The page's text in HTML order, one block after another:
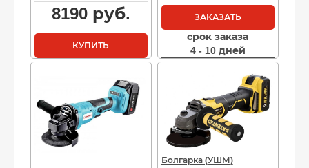
8190руб.
КУПИТЬ
ЗАКАЗАТЬ
срок заказа
4 - 10 дней
Болгарка (УШМ)